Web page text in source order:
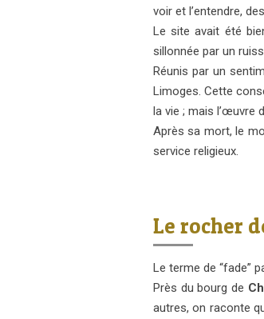
voir et l’entendre,
Le site avait été
sillonnée par un
Réunis par un
Limoges. Cette
la vie ; mais l’œuvre
Après sa mort, le
service religieux.
Le rocher
Le terme de “fade”
Près du bourg de
autres, on raconte